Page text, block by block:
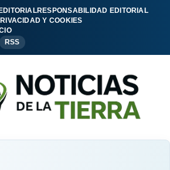
RESPONSABILIDAD EDITORIAL
Y COOKIES
RSS